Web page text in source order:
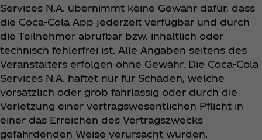
Services N.A. übernimmt keine Gewähr dafür, dass
die Coca‑Cola App jederzeit verfügbar und durch
die Teilnehmer abrufbar bzw. inhaltlich oder
technisch fehlerfrei ist. Alle Angaben seitens des
Veranstalters erfolgen ohne Gewähr. Die Coca‑Cola
Services N.A. haftet nur für Schäden, welche
vorsätzlich oder grob fahrlässig oder durch die
Verletzung einer vertragswesentlichen Pflicht in
einer das Erreichen des Vertragszwecks
gefährdenden Weise verursacht wurden.